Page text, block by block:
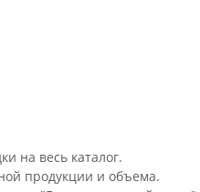
на весь каталог.
продукции и объема.